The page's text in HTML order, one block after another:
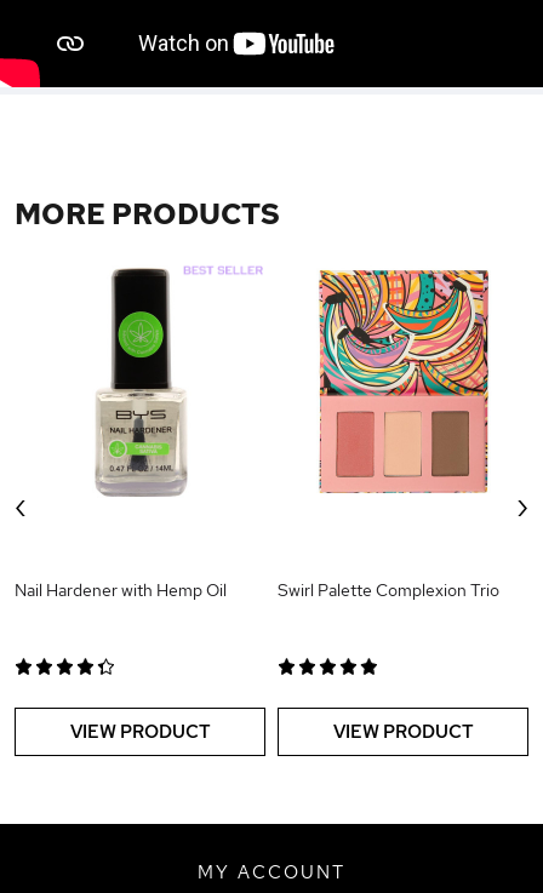
MORE PRODUCTS
Nail Hardener with Hemp Oil
VIEW PRODUCT
Swirl Palette Complexion Trio
VIEW PRODUCT
‹ ›
MY ACCOUNT